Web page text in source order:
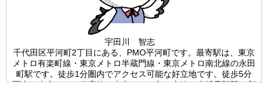
宇田川 智志
千代田区平河町2丁目にある、PMO平河町です。最寄駅は、東京
メトロ有楽町線・東京メトロ半蔵門線・東京メトロ南北線の永田
町駅です。徒歩1分圏内でアクセス可能な好立地です。徒歩5分
圏内で東京メトロ銀座線・東京メトロ丸ノ内線の赤坂見附駅も利